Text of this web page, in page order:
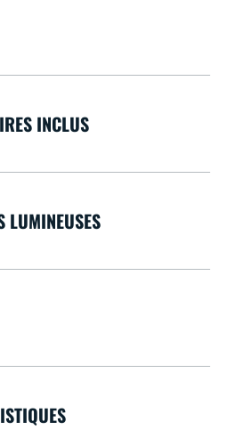
INCLUS
LUMINEUSES